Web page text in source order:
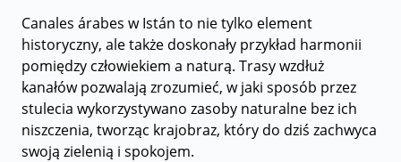
Canales árabes w Istán to nie tylko element
historyczny, ale także doskonały przykład harmonii
pomiędzy człowiekiem a naturą. Trasy wzdłuż
kanałów pozwalają zrozumieć, w jaki sposób przez
stulecia wykorzystywano zasoby naturalne bez ich
niszczenia, tworząc krajobraz, który do dziś zachwyca
swoją zielenią i spokojem.